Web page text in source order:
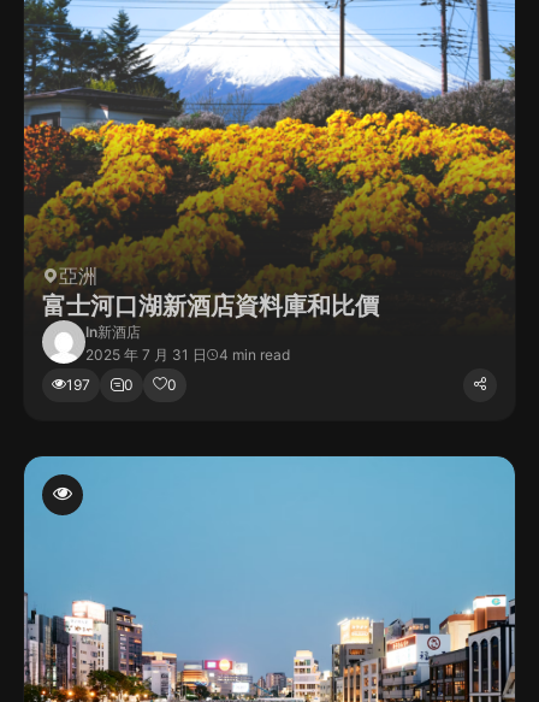
亞洲
富士河口湖新酒店資料庫和比價
In新酒店
2025 年 7 月 31 日
4 min read
197
0 0